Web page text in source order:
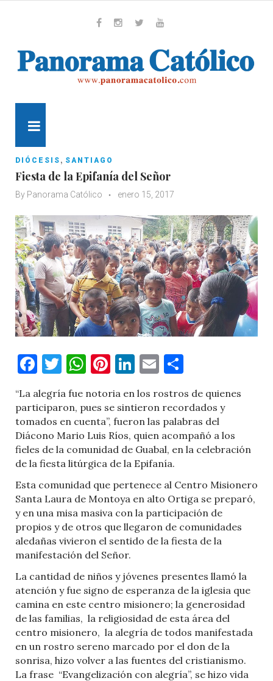
DIÓCESIS , SANTIAGO
Fiesta de la Epifanía del Señor
By Panorama Católico enero 15, 2017
Facebook
Twitter
WhatsApp
Pinterest
LinkedIn
Email
“La alegría fue notoria en los rostros de quienes
participaron, pues se sintieron recordados y
tomados en cuenta”, fueron las palabras del
Diácono Mario Luis Ríos, quien acompañó a los
fieles de la comunidad de Guabal, en la celebración
de la fiesta litúrgica de la Epifanía.
Esta comunidad que pertenece al Centro Misionero
Santa Laura de Montoya en alto Ortiga se preparó,
y en una misa masiva con la participación de
propios y de otros que llegaron de comunidades
aledañas vivieron el sentido de la fiesta de la
manifestación del Señor.
La cantidad de niños y jóvenes presentes llamó la
atención y fue signo de esperanza de la iglesia que
camina en este centro misionero; la generosidad
de las familias, la religiosidad de esta área del
centro misionero, la alegría de todos manifestada
en un rostro sereno marcado por el don de la
sonrisa, hizo volver a las fuentes del cristianismo.
La frase “Evangelización con alegría”, se hizo vida